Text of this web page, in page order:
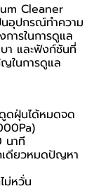
Cleaner
นอุปกรณ์ทำความ
ารในการดูแล
และฟังก์ชันที่
ในการดูแล
ดฝุ่นได้หมดจด
นาที
เดียวหมดปัญหา
ม่หวั่น